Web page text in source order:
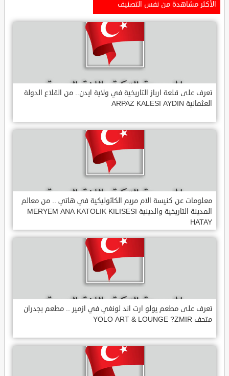
الأكثر مشاهدة من نفس التصنيف
تعرف على قلعة ارباز التاريخية في ولاية ايدن.. من القلاع الدولة
العثمانية ARPAZ KALESI AYDIN
معلومات عن كنيسة الام مريم الكاثوليكية في هاتي .. من معالم
المدينة التاريخية والدينية MERYEM ANA KATOLIK KILISESI
HATAY
تعرف على مطعم يولو ارت اند لونغي في ازمير .. مطعم بجدران
متحف YOLO ART & LOUNGE ?ZMIR